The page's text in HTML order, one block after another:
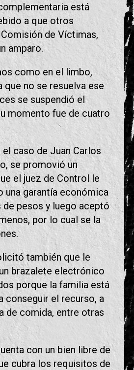
está
a que otros
de Víctimas,
amparo.
como en el limbo,
que no se resuelva ese
se suspendió el
momento fue de cuatro
el caso de Juan Carlos
se promovió un
el juez de Control le
una garantía económica
de pesos y luego aceptó
por lo cual se la
también que le
brazalete electrónico
porque la familia está
conseguir el recurso, a
de comida, entre otras
con un bien libre de
cubra los requisitos de